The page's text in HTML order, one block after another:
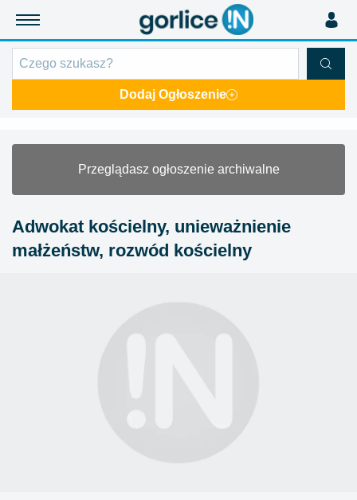
Dodaj Ogłoszenie
Przeglądasz ogłoszenie archiwalne
Adwokat kościelny, unieważnienie
małżeństw, rozwód kościelny